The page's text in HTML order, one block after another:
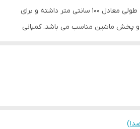
کمپانی KOLUMAN بوده که طولی معادل 100 سانتی متر داشته و برای
و پخش ماشین مناسب می باشد. کمپانی
سوکت های این کابل به صورت فلزی طراحی
نقطه هرگز آسیبی به کابل و سوکت آن